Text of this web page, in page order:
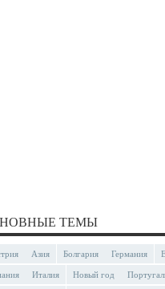
ТЕМЫ
Азия Болгария Германия
Италия Новый год